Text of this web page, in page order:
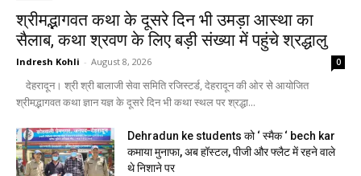
श्रीमद्भागवत कथा के दूसरे दिन भी उमड़ा आस्था का
सैलाब, कथा श्रवण के लिए बड़ी संख्या में पहुंचे श्रद्धालु
Indresh Kohli - August 8, 2026 0
देहरादून। श्री श्री बालाजी सेवा समिति रजिस्टर्ड, देहरादून की ओर से आयोजित
श्रीमद्भागवत कथा ज्ञान यज्ञ के दूसरे दिन भी कथा स्थल पर श्रद्धा...
Dehradun ke students को ‘ स्मैक ‘ bech kar
कमाया मुनाफा, अब हॉस्टल, पीजी और फ्लैट में रहने वाले
थे निशाने पर